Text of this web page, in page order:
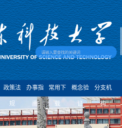
政策法
规
办事指
南
常用下
载
概念验
证
分支机
构